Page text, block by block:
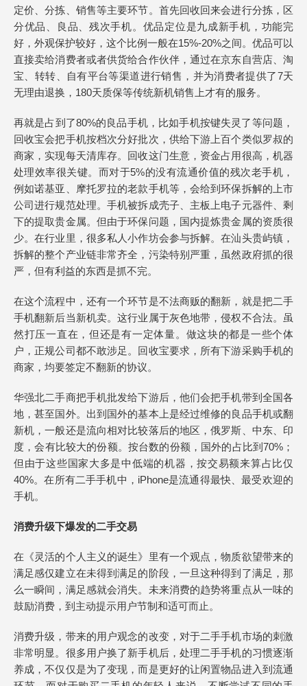
定价、分拣、销售等主要环节。首先回收回来会进行分拣，区
分优品、良品、残次手机。优品定位是九成新手机，功能完
好，外观保护较好，这个比例一般在15%-20%之间。优品可以
直接卖给消费者或者供货给合作伙伴，通过在京东自营店、淘
宝、转转、自有平台等渠道进行销售，并为消费者提供了7天
无理由退换，180天质保等传统新机销售上才有的服务。
再就是占到了80%的良品手机，比如手机按键失灵了等问题，
回收宝会把手机按档次分好批次，供给下游上百个类似罗叔的
商家，实现每天清库存。回收这门生意，资金占用很高，机器
处理效率很关键。而对于5%的没有流通价值的残次老手机，
例如诺基亚、摩托罗拉的老款手机等，会给到环保拆解的上市
公司进行规范处理。手机被拆成壳子、主板上电子元器件、剩
下的提取贵金属。但由于环保问题，国内提炼贵金属的资质很
少。在行业里，很多私人小作坊会参与拆解。在汕头贵屿镇，
拆解的整个产业链非常齐全，污染特别严重，虽然政府抓的很
严，但有利益的东西是抓不完。
在这个流程中，还有一个环节是不法商贩的翻新，就是把二手
手机翻新后当新机卖。这行业属于灰色地带，侵权不合法。虽
然打压一直在，但还是有一定体量。做这块的都是一些个体
户，正规公司都不敢涉足。回收宝要求，所有下游采购手机的
商家，均要签定不翻新的协议。
华强北二手商把手机批发给下游后，他们会把手机带到全国各
地，甚至国外。出到国外的基本上是经过维修的良品手机或翻
新机，一般还是流向相对比较落后的地区，俄罗斯、中东、印
度，会有比较大的份额。按台数的份额，国外的占比到70%；
但由于这些国家大多是中低端的机器，按交易额来算占比仅
40%。在所有二手手机中，iPhone是流通得最快、最受欢迎的
手机。
消费升级下爆发的二手交易
在《灵活的个人主义的诞生》里有一个观点，物质欲望带来的
满足感仅建立在未得到满足的阶段，一旦这种得到了满足，那
么一瞬间，满足感就会消失。未来消费的趋势将重点从一味的
鼓励消费，到主动提示用户节制和适可而止。
消费升级，带来的用户观念的改变，对于二手手机市场的刺激
非常明显。很多用户换了新手机后，处理二手手机的习惯逐渐
养成，不仅仅是为了变现，而是更好的让闲置物品进入到流通